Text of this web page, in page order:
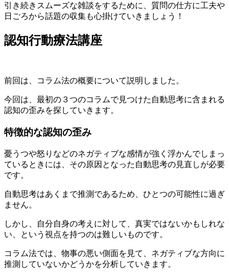
引き続きスムーズな雑談をするために、質問の仕方に工夫や
日ごろから話題の収集も心掛けていきましょう！
認知行動療法講座
前回は、 コラム法の概要について説明しました。
今回は、最初の３つのコラムで見つけた自動思考に含まれる
認知の歪みを探していきます。
特徴的な認知の歪み
憂うつや怒りなどのネガティブな感情が強く浮かんでしまっ
ているときには、その原因となった自動思考の見直しが必要
です。
自動思考はあくまで推測であるため、 ひとつの可能性に過ぎ
ません。
しかし、自分自身の考えに対して、真実ではないかもしれな
い、という視点を持つのは難しいものです。
コラム法では、物事の悪い側面を見て、ネガティブな方向に
推測していないかどうかを分析していきます。